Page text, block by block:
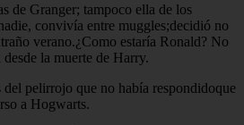
de Granger; tampoco ella de los
convivía entre muggles;decidió no
verano.¿Como estaría Ronald? No
la muerte de Harry.
del pelirrojo que no había respondidoque
a Hogwarts.